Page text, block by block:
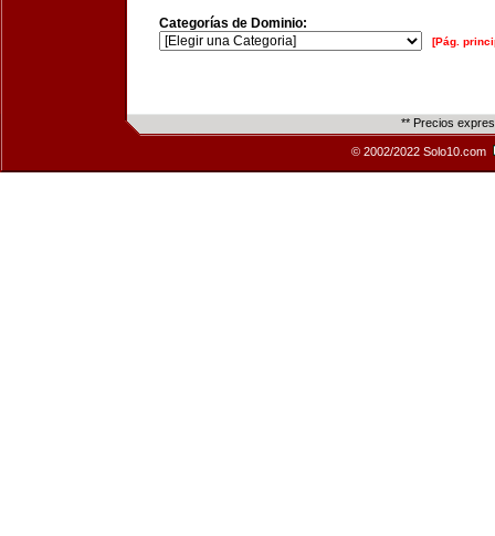
Categorías de Dominio:
[Pág.
** Precios
© 2002/2022 Solo10.com